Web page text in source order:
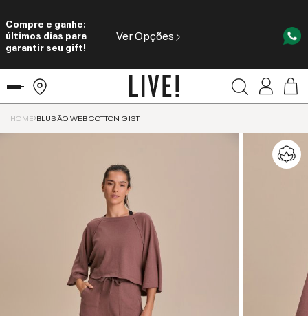
Compre e ganhe:
últimos dias para
garantir seu gift!
Ver Opções
HOME BLUSÃO WEB COTTON GIST